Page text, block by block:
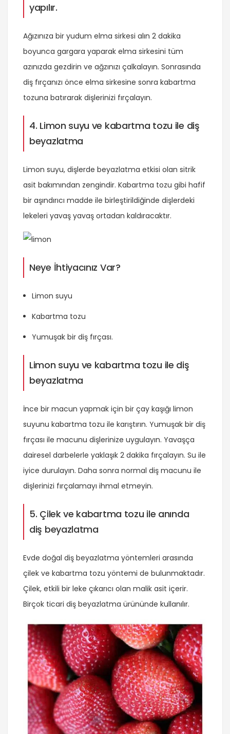
yapılır.
Ağızınıza bir yudum elma sirkesi alın 2 dakika
boyunca gargara yaparak elma sirkesini tüm
azınızda gezdirin ve ağzınızı çalkalayın. Sonrasında
diş fırçanızı önce elma sirkesine sonra kabartma
tozuna batırarak dişlerinizi fırçalayın.
4. Limon suyu ve kabartma tozu ile diş
beyazlatma
Limon suyu, dişlerde beyazlatma etkisi olan sitrik
asit bakımından zengindir. Kabartma tozu gibi hafif
bir aşındırıcı madde ile birleştirildiğinde dişlerdeki
lekeleri yavaş yavaş ortadan kaldıracaktır.
Neye İhtiyacınız Var?
Limon suyu
Kabartma tozu
Yumuşak bir diş fırçası.
Limon suyu ve kabartma tozu ile diş
beyazlatma
İnce bir macun yapmak için bir çay kaşığı limon
suyunu kabartma tozu ile karıştırın. Yumuşak bir diş
fırçası ile macunu dişlerinize uygulayın. Yavaşça
dairesel darbelerle yaklaşık 2 dakika fırçalayın. Su ile
iyice durulayın. Daha sonra normal diş macunu ile
dişlerinizi fırçalamayı ihmal etmeyin.
5. Çilek ve kabartma tozu ile anında
diş beyazlatma
Evde doğal diş beyazlatma yöntemleri arasında
çilek ve kabartma tozu yöntemi de bulunmaktadır.
Çilek, etkili bir leke çıkarıcı olan malik asit içerir.
Birçok ticari diş beyazlatma ürününde kullanılır.